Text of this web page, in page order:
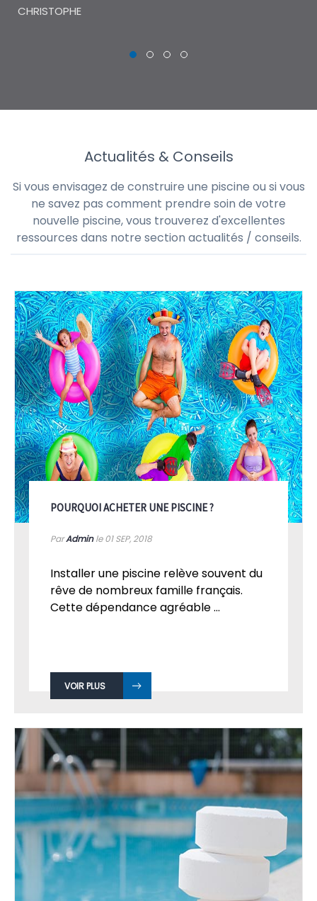
CHRISTOPHE
Actualités & Conseils
Si vous envisagez de construire une piscine ou si vous
ne savez pas comment prendre soin de votre
nouvelle piscine, vous trouverez d'excellentes
ressources dans notre section actualités / conseils.
POURQUOI ACHETER UNE PISCINE ?
ParAdminle 01SEP, 2018
Installer une piscine relève souvent du
rêve de nombreux famille français.
Cette dépendance agréable ...
VOIR PLUS